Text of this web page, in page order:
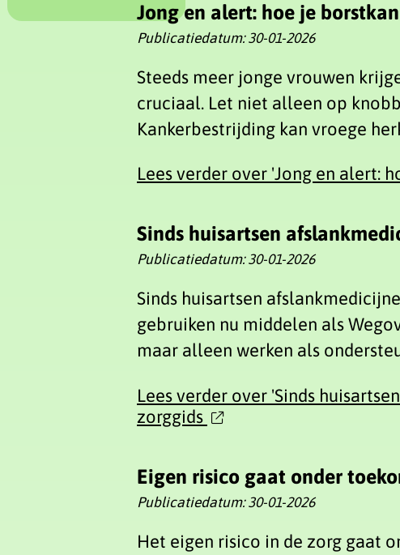
Jong en alert: hoe je
Publicatiedatum:30-01-2026
Steeds meer jonge vrouwen
cruciaal. Let niet alleen op
Kankerbestrijding kan vroege
Lees verder over 'Jong en alert:
Sinds huisartsen
Publicatiedatum:30-01-2026
Sinds huisartsen
gebruiken nu middelen als
maar alleen werken als
Lees verder over 'Sinds
zorggids
Eigen risico gaat onder
Publicatiedatum:30-01-2026
Het eigen risico in de zorg gaat